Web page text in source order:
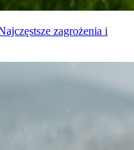
zagrożenia i